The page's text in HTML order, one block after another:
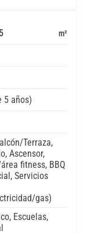
m²
5 años)
Terraza,
Ascensor,
fitness, BBQ
Servicios
gas)
Escuelas,